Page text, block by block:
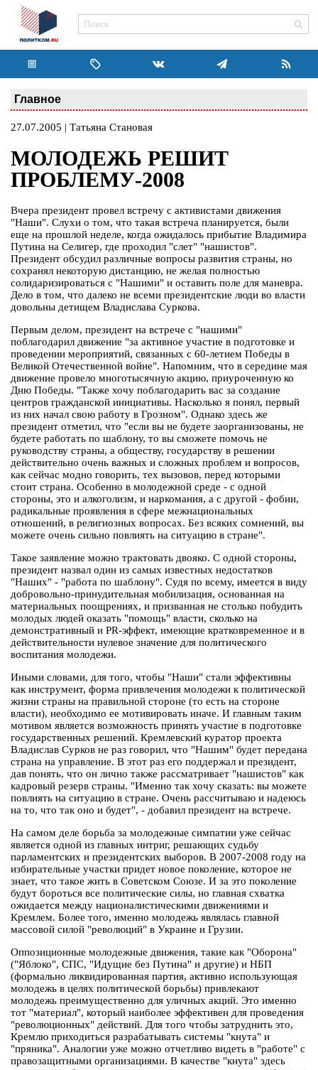
Главное
27.07.2005 | Татьяна Становая
МОЛОДЕЖЬ РЕШИТ
ПРОБЛЕМУ-2008
Вчера президент провел встречу с активистами движения
"Наши". Слухи о том, что такая встреча планируется, были
еще на прошлой неделе, когда ожидалось прибытие Владимира
Путина на Селигер, где проходил "слет" "нашистов".
Президент обсудил различные вопросы развития страны, но
сохранял некоторую дистанцию, не желая полностью
солидаризироваться с "Нашими" и оставить поле для маневра.
Дело в том, что далеко не всеми президентские люди во власти
довольны детищем Владислава Суркова.
Первым делом, президент на встрече с "нашими"
поблагодарил движение "за активное участие в подготовке и
проведении мероприятий, связанных с 60-летием Победы в
Великой Отечественной войне". Напомним, что в середине мая
движение провело многотысячную акцию, приуроченную ко
Дню Победы. "Также хочу поблагодарить вас за создание
центров гражданской инициативы. Насколько я понял, первый
из них начал свою работу в Грозном". Однако здесь же
президент отметил, что "если вы не будете заорганизованы, не
будете работать по шаблону, то вы сможете помочь не
руководству страны, а обществу, государству в решении
действительно очень важных и сложных проблем и вопросов,
как сейчас модно говорить, тех вызовов, перед которыми
стоит страна. Особенно в молодежной среде - с одной
стороны, это и алкоголизм, и наркомания, а с другой - фобии,
радикальные проявления в сфере межнациональных
отношений, в религиозных вопросах. Без всяких сомнений, вы
можете очень сильно повлиять на ситуацию в стране".
Такое заявление можно трактовать двояко. С одной стороны,
президент назвал один из самых известных недостатков
"Наших" - "работа по шаблону". Судя по всему, имеется в виду
добровольно-принудительная мобилизация, основанная на
материальных поощрениях, и призванная не столько побудить
молодых людей оказать "помощь" власти, сколько на
демонстративный и PR-эффект, имеющие кратковременное и в
действительности нулевое значение для политического
воспитания молодежи.
Иными словами, для того, чтобы "Наши" стали эффективны
как инструмент, форма привлечения молодежи к политической
жизни страны на правильной стороне (то есть на стороне
власти), необходимо ее мотивировать иначе. И главным таким
мотивом является возможность принять участие в подготовке
государственных решений. Кремлевский куратор проекта
Владислав Сурков не раз говорил, что "Нашим" будет передана
страна на управление. В этот раз его поддержал и президент,
дав понять, что он лично также рассматривает "нашистов" как
кадровый резерв страны. "Именно так хочу сказать: вы можете
повлиять на ситуацию в стране. Очень рассчитываю и надеюсь
на то, что так оно и будет", - добавил президент на встрече.
На самом деле борьба за молодежные симпатии уже сейчас
является одной из главных интриг, решающих судьбу
парламентских и президентских выборов. В 2007-2008 году на
избирательные участки придет новое поколение, которое не
знает, что такое жить в Советском Союзе. И за это поколение
будут бороться все политические силы, но главная схватка
ожидается между националистическими движениями и
Кремлем. Более того, именно молодежь являлась главной
массовой силой "революций" в Украине и Грузии.
Оппозиционные молодежные движения, такие как "Оборона"
("Яблоко", СПС, "Идущие без Путина" и другие) и НБП
(формально ликвидированная партия, активно использующая
молодежь в целях политической борьбы) привлекают
молодежь преимущественно для уличных акций. Это именно
тот "материал", который наиболее эффективен для проведения
"революционных" действий. Для того чтобы затруднить это,
Кремлю приходиться разрабатывать системы "кнута" и
"пряника". Аналогии уже можно отчетливо видеть в "работе" с
правозащитными организациями. В качестве "кнута" здесь